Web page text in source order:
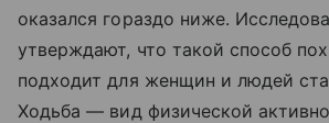
оказался гораздо ниже.
утверждают, что такой способ
подходит для женщин и людей
Ходьба — вид физической